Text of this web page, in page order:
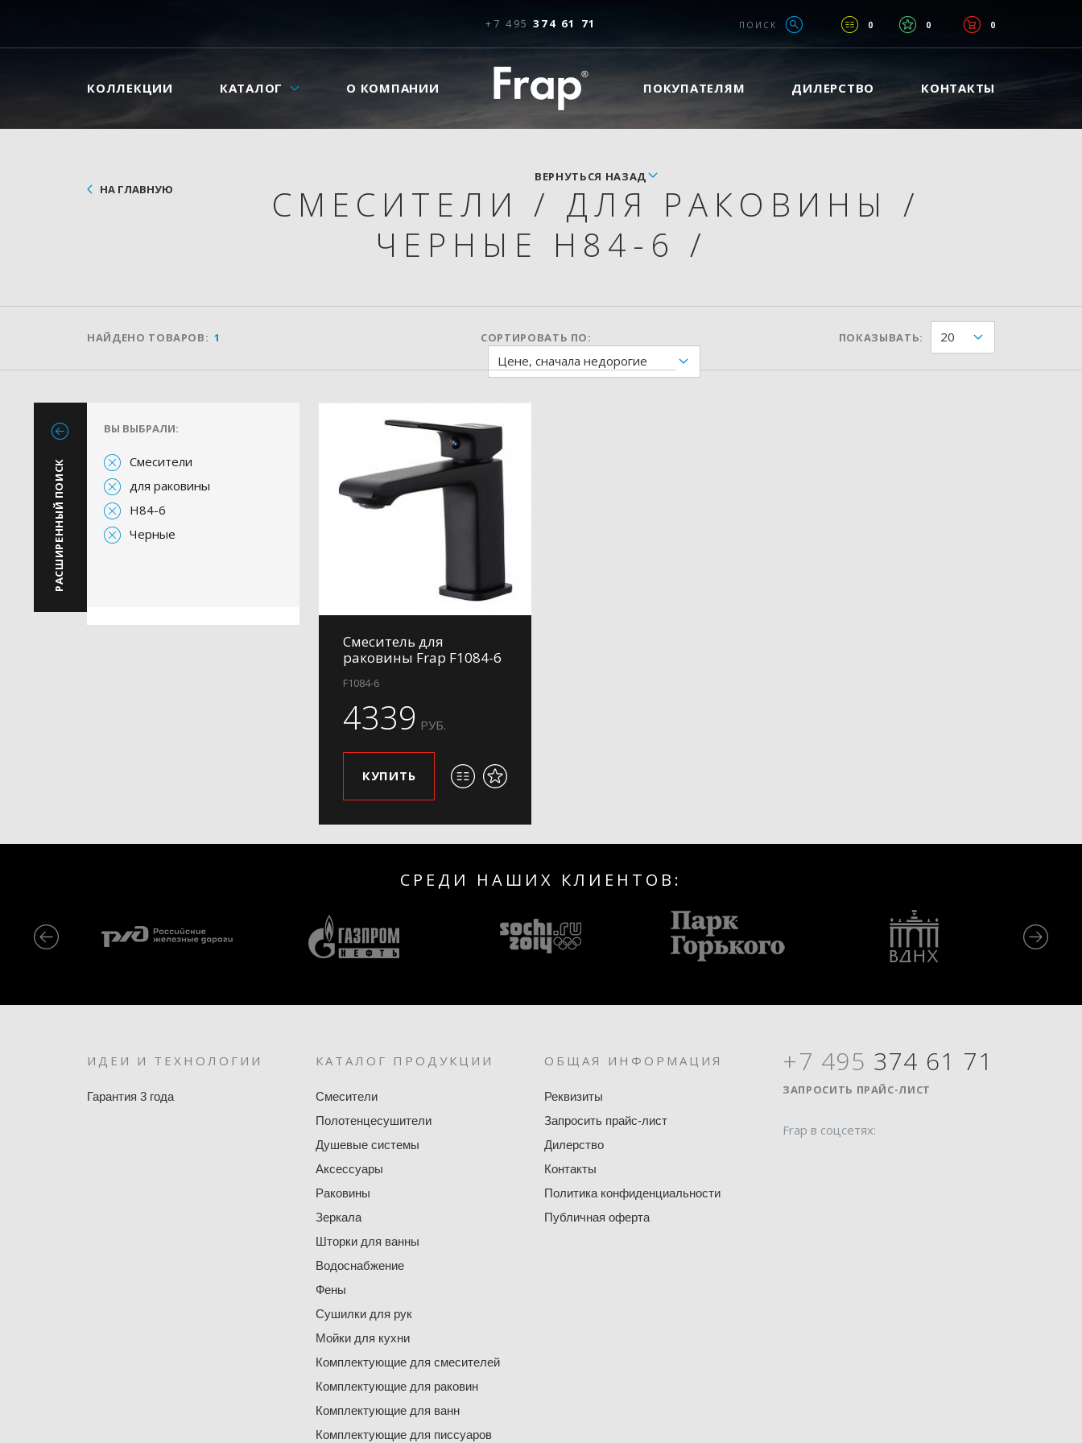
+7 495 374 61 71 0 0 0
ПОИСК
КОЛЛЕКЦИИ КАТАЛОГ О КОМПАНИИ ПОКУПАТЕЛЯМ ДИЛЕРСТВО КОНТАКТЫ
НА ГЛАВНУЮ
ВЕРНУТЬСЯ НАЗАД
СМЕСИТЕЛИ / ДЛЯ РАКОВИНЫ /
ЧЕРНЫЕ H84-6 /
НАЙДЕНО ТОВАРОВ: 1 СОРТИРОВАТЬ ПО:
Цене, сначала недорогие
ПОКАЗЫВАТЬ: 20
РАСШИРЕННЫЙ ПОИСК
ВЫ ВЫБРАЛИ:
Смесители
для раковины
H84-6
Черные
Смеситель для
раковины Frap F1084-6
F1084-6
4339 РУБ.
КУПИТЬ
СРЕДИ НАШИХ КЛИЕНТОВ:
ИДЕИ И ТЕХНОЛОГИИ
Гарантия 3 года
КАТАЛОГ ПРОДУКЦИИ
Смесители
Полотенцесушители
Душевые системы
Аксессуары
Раковины
Зеркала
Шторки для ванны
Водоснабжение
Фены
Сушилки для рук
Мойки для кухни
Комплектующие для смесителей
Комплектующие для раковин
Комплектующие для ванн
Комплектующие для писсуаров
ОБЩАЯ ИНФОРМАЦИЯ
Реквизиты
Запросить прайс-лист
Дилерство
Контакты
Политика конфиденциальности
Публичная оферта
+7 495 374 61 71
ЗАПРОСИТЬ ПРАЙС-ЛИСТ
Frap в соцсетях: